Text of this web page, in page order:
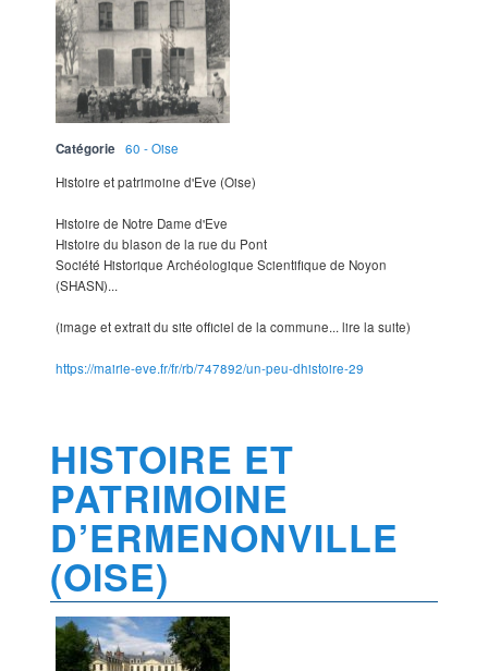
Catégorie
60 - Oise
Histoire et patrimoine d'Eve (Oise)
Histoire de Notre Dame d'Eve
Histoire du blason de la rue du Pont
Société Historique Archéologique Scientifique de Noyon
(SHASN)...
(image et extrait du site officiel de la commune... lire la suite)
https://mairie-eve.fr/fr/rb/747892/un-peu-dhistoire-29
HISTOIRE ET
PATRIMOINE
D’ERMENONVILLE
(OISE)